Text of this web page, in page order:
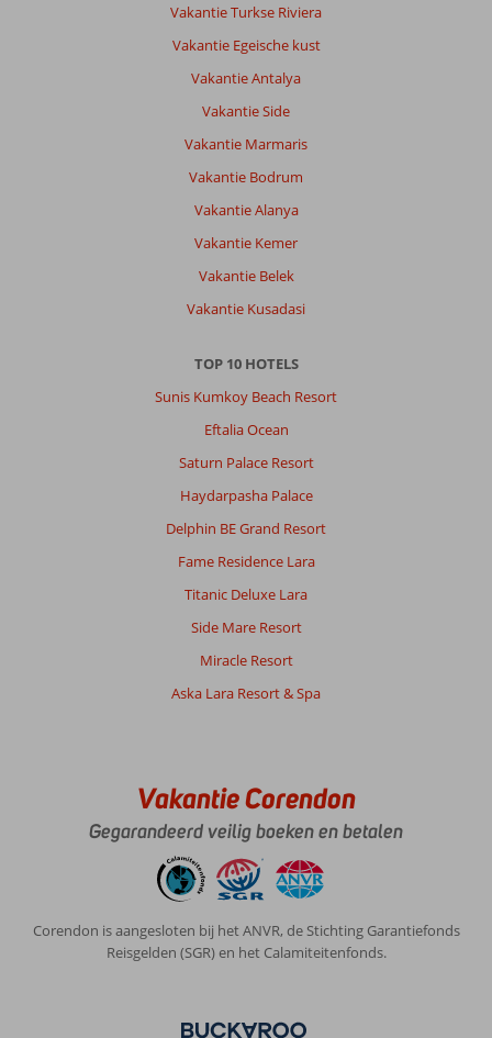
Vakantie Turkse Riviera
Vakantie Egeische kust
Vakantie Antalya
Vakantie Side
Vakantie Marmaris
Vakantie Bodrum
Vakantie Alanya
Vakantie Kemer
Vakantie Belek
Vakantie Kusadasi
TOP 10 HOTELS
Sunis Kumkoy Beach Resort
Eftalia Ocean
Saturn Palace Resort
Haydarpasha Palace
Delphin BE Grand Resort
Fame Residence Lara
Titanic Deluxe Lara
Side Mare Resort
Miracle Resort
Aska Lara Resort & Spa
Vakantie Corendon
Gegarandeerd veilig boeken en betalen
Corendon is aangesloten bij het ANVR, de Stichting Garantiefonds
Reisgelden (SGR) en het Calamiteitenfonds.